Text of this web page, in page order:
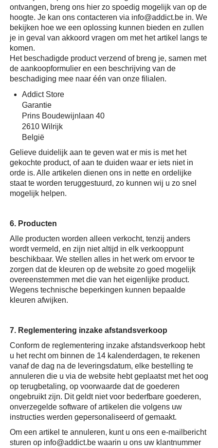
ontvangen, breng ons hier zo spoedig mogelijk van op de
hoogte. Je kan ons contacteren via info@addict.be in. We
bekijken hoe we een oplossing kunnen bieden en zullen
je in geval van akkoord vragen om met het artikel langs te
komen.
Het beschadigde product verzend of breng je, samen met
de aankoopformulier en een beschrijving van de
beschadiging mee naar één van onze filialen.
Addict Store
Garantie
Prins Boudewijnlaan 40
2610 Wilrijk
België
Gelieve duidelijk aan te geven wat er mis is met het
gekochte product, of aan te duiden waar er iets niet in
orde is. Alle artikelen dienen ons in nette en ordelijke
staat te worden teruggestuurd, zo kunnen wij u zo snel
mogelijk helpen.
6. Producten
Alle producten worden alleen verkocht, tenzij anders
wordt vermeld, en zijn niet altijd in elk verkooppunt
beschikbaar. We stellen alles in het werk om ervoor te
zorgen dat de kleuren op de website zo goed mogelijk
overeenstemmen met die van het eigenlijke product.
Wegens technische beperkingen kunnen bepaalde
kleuren afwijken.
7. Reglementering inzake afstandsverkoop
Conform de reglementering inzake afstandsverkoop hebt
u het recht om binnen de 14 kalenderdagen, te rekenen
vanaf de dag na de leveringsdatum, elke bestelling te
annuleren die u via de website hebt geplaatst met het oog
op terugbetaling, op voorwaarde dat de goederen
ongebruikt zijn. Dit geldt niet voor bederfbare goederen,
onverzegelde software of artikelen die volgens uw
instructies werden gepersonaliseerd of gemaakt.
Om een artikel te annuleren, kunt u ons een e-mailbericht
sturen op info@addict.be waarin u ons uw klantnummer